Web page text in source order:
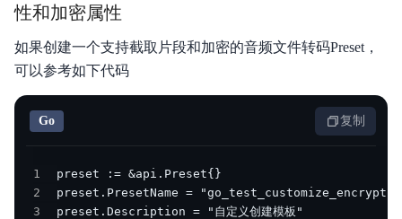
性和加密属性
如果创建一个支持截取片段和加密的音频文件转码Preset，
可以参考如下代码
Go 复制
1
2
3